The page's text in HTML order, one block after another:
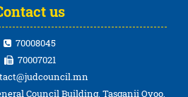
us
70008045
70007021
Council Building, Tasganii Ovoo,